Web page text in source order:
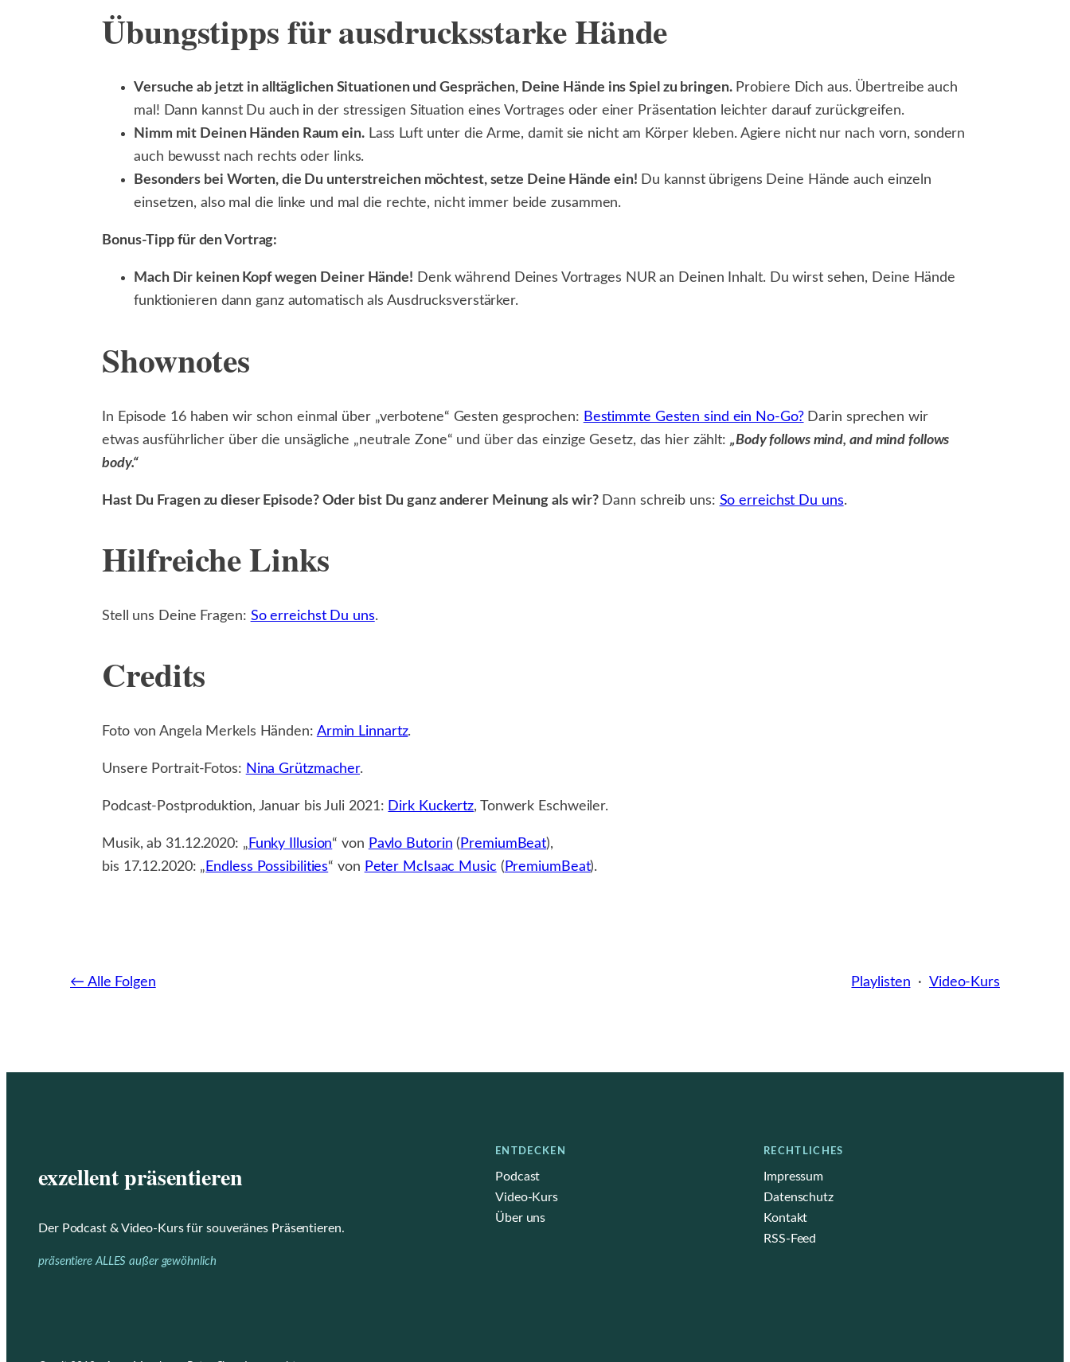
Übungstipps für ausdrucksstarke Hände
Versuche ab jetzt in alltäglichen Situationen und Gesprächen, Deine Hände ins Spiel zu bringen.Probiere Dich aus. Übertreibe auch
mal! Dann kannst Du auch in der stressigen Situation eines Vortrages oder einer Präsentation leichter darauf zurückgreifen.
Nimm mit Deinen Händen Raum ein.Lass Luft unter die Arme, damit sie nicht am Körper kleben. Agiere nicht nur nach vorn, sondern
auch bewusst nach rechts oder links.
Besonders bei Worten, die Du unterstreichen möchtest, setze Deine Hände ein! Du kannst übrigens Deine Hände auch einzeln
einsetzen, also mal die linke und mal die rechte, nicht immer beide zusammen.
Bonus-Tipp für den Vortrag:
Mach Dir keinen Kopf wegen Deiner Hände! Denk während Deines Vortrages NUR an Deinen Inhalt. Du wirst sehen, Deine Hände
funktionieren dann ganz automatisch als Ausdrucksverstärker.
Shownotes
In Episode 16 haben wir schon einmal über „verbotene“ Gesten gesprochen: Bestimmte Gesten sind ein No-Go?Darin sprechen wir
etwas ausführlicher über die unsägliche „neutrale Zone“ und über das einzige Gesetz, das hier zählt: „Body follows mind, and mind follows
body.“
Hast Du Fragen zu dieser Episode? Oder bist Du ganz anderer Meinung als wir?Dann schreib uns: So erreichst Du uns.
Hilfreiche Links
Stell uns Deine Fragen: So erreichst Du uns.
Credits
Foto von Angela Merkels Händen: Armin Linnartz.
Unsere Portrait-Fotos: Nina Grützmacher.
Podcast-Postproduktion, Januar bis Juli 2021: Dirk Kuckertz, Tonwerk Eschweiler.
Musik, ab 31.12.2020: „ Funky Illusion“ von Pavlo Butorin ( PremiumBeat),
bis 17.12.2020: „ Endless Possibilities“ von Peter McIsaac Music ( PremiumBeat).
← Alle Folgen Playlisten · Video-Kurs
exzellent präsentieren
Der Podcast & Video-Kurs für souveränes Präsentieren.
präsentiere ALLES außer gewöhnlich
ENTDECKEN
Podcast
Video-Kurs
Über uns
RECHTLICHES
Impressum
Datenschutz
Kontakt
RSS-Feed